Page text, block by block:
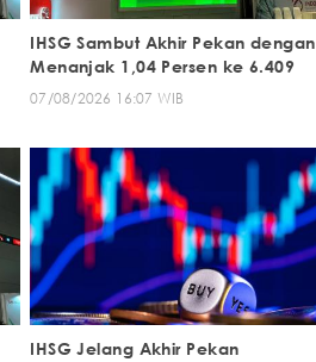
IHSG Sambut Akhir Pekan dengan
Menanjak 1,04 Persen ke 6.409
07/08/2026 16:07 WIB
IHSG Jelang Akhir Pekan